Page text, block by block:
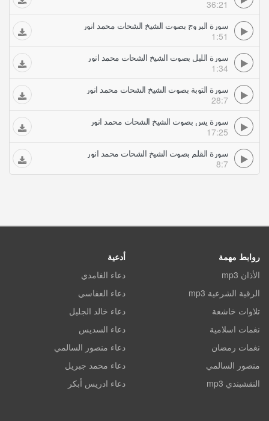
36:21
سورة البروج بصوت الشيخ الشحات محمد انور
1:51
سورة الليل بصوت الشيخ الشحات محمد انور
1:34
سورة التوبة بصوت الشيخ الشحات محمد انور
28:7
سورة يس بصوت الشيخ الشحات محمد انور
17:25
سورة القلم بصوت الشيخ الشحات محمد انور
8:7
روابط مهمة
الأذان mp3
الرقية الشرعية mp3
تلاوات خاشعة
نغمات اسلامية
نغمات رمضان
منصور السالمي
النقشبندي mp3
أدعية
دعاء الغامدي
دعاء العفاسي
دعاء خالد الجليل
دعاء السديس
دعاء منصور السالمي
دعاء محمد جبريل
دعاء ادريس أبكر